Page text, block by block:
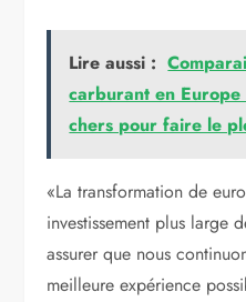
Lire aussi :
carburant en Europe
chers pour faire le
«La transformation de
investissement plus large
assurer que nous
meilleure expérience